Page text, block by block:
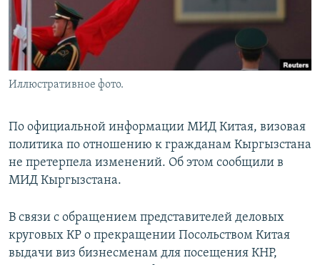
Иллюстративное фото.
По официальной информации МИД Китая, визовая
политика по отношению к гражданам Кыргызстана
не претерпела изменений. Об этом сообщили в
МИД Кыргызстана.
В связи с обращением представителей деловых
круговых КР о прекращении Посольством Китая
выдачи виз бизнесменам для посещения КНР,